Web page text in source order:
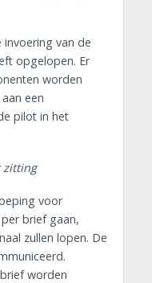
van de
opgelopen. Er
worden
een
pilot in het
zitting
voor
brief gaan,
zullen lopen. De
worden